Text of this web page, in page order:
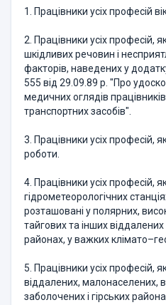
1. Працівники усіх професій
2. Працівники усіх професій,
шкідливих речовин і
факторів, наведених у
555 від 29.09.89 р. "Про
медичних оглядів працівників
транспортних засобів".
3. Працівники усіх професій,
роботи.
4. Працівники усіх професій,
гідрометеорологічних
розташовані у полярних,
тайгових та інших
районах, у важких
5. Працівники усіх професій,
віддалених, малонаселених,
заболочених і гірських